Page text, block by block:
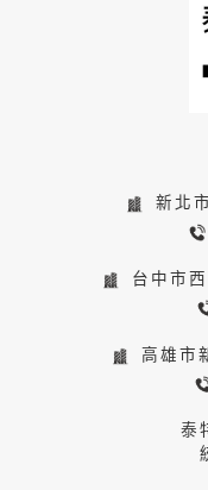
新北
台中市
高雄市
泰